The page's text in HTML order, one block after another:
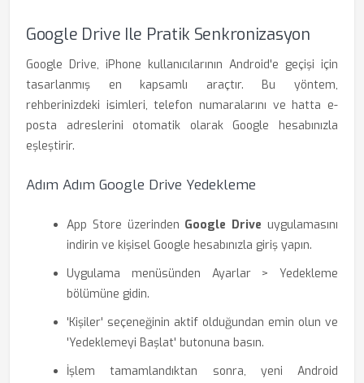
Google Drive Ile Pratik Senkronizasyon
Google Drive, iPhone kullanıcılarının Android'e geçişi için
tasarlanmış en kapsamlı araçtır. Bu yöntem,
rehberinizdeki isimleri, telefon numaralarını ve hatta e-
posta adreslerini otomatik olarak Google hesabınızla
eşleştirir.
Adım Adım Google Drive Yedekleme
App Store üzerinden Google Drive uygulamasını
indirin ve kişisel Google hesabınızla giriş yapın.
Uygulama menüsünden Ayarlar > Yedekleme
bölümüne gidin.
'Kişiler' seçeneğinin aktif olduğundan emin olun ve
'Yedeklemeyi Başlat' butonuna basın.
İşlem tamamlandıktan sonra, yeni Android